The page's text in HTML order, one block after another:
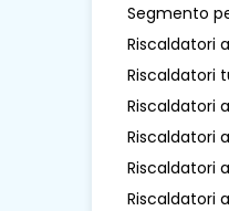
Segmento
Riscaldatori
Riscaldatori
Riscaldatori
Riscaldatori
Riscaldatori
Riscaldatori